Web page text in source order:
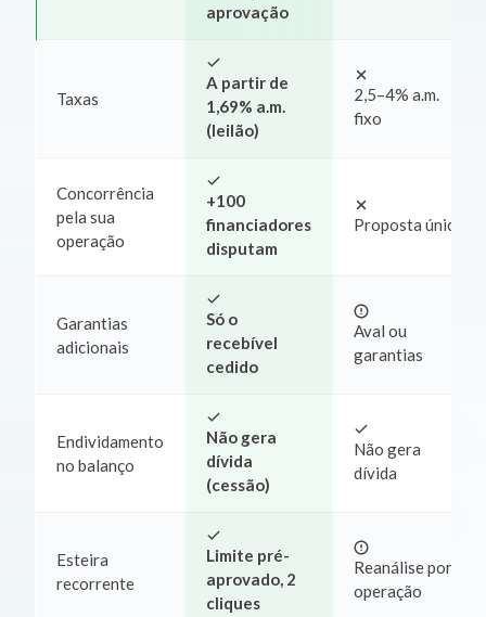
aprovação
Taxas
A partir de
1,69% a.m.
(leilão)
2,5–4% a.m.
fixo
Concorrência
pela sua
operação
+100
financiadores
disputam
Proposta única
Garantias
adicionais
Só o
recebível
cedido
Aval ou
garantias
Endividamento
no balanço
Não gera
dívida
(cessão)
Não gera
dívida
Esteira
recorrente
Limite pré-
aprovado, 2
cliques
Reanálise por
operação